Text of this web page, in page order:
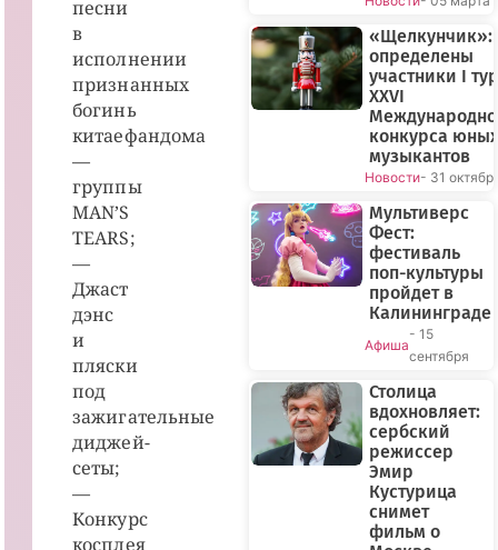
песни
в
исполнении
признанных
богинь
китаефандома
—
группы
MAN’S
TEARS;
—
Джаст
дэнс
и
пляски
под
зажигательные
диджей-
сеты;
—
Конкурс
косплея
«Щелкунчик»:
определены
участники I
XXVI
конкурса юных
музыкантов
Новости- 31
Мультиверс
Фест:
фестиваль
поп-культуры
пройдет в
Калининграде
Афиша
- 15
сентября
Столица
вдохновляет:
сербский
режиссер
Эмир
Кустурица
снимет
фильм о